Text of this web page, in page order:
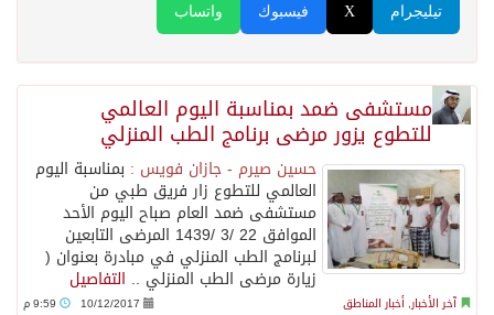
واتساب فيسبوك X تيليجرام
مستشفى ضمد بمناسبة اليوم العالمي
للتطوع يزور مرضى برنامج الطب المنزلي
حسين صيرم - جازان فويس : بمناسبة اليوم
العالمي للتطوع زار فريق طبي من
مستشفى ضمد العام صباح اليوم الأحد
الموافق 22 /3 /1439 المرضى التابعين
لبرنامج الطب المنزلي في مبادرة بعنوان (
زيارة مرضى الطب المنزلي .. التفاصيل
آخر الأخبار, أخبار المناطق 10/12/2017